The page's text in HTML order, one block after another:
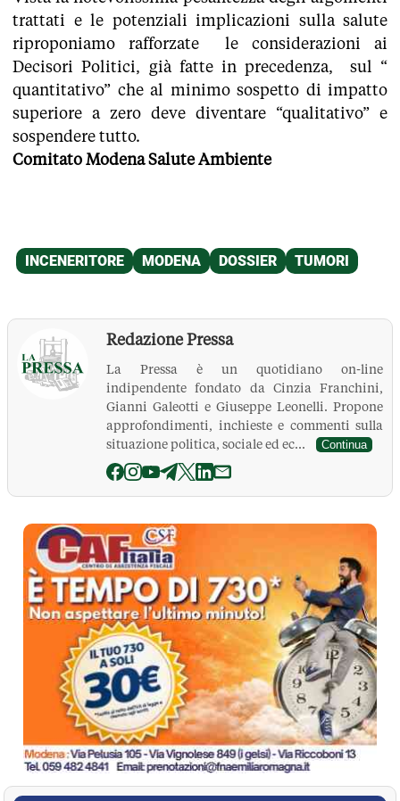
trattati e le potenziali implicazioni sulla salute
riproponiamo rafforzate le considerazioni ai
Decisori Politici, già fatte in precedenza, sul “
quantitativo” che al minimo sospetto di impatto
superiore a zero deve diventare “qualitativo” e
sospendere tutto.
Comitato Modena Salute Ambiente
Redazione Pressa
La Pressa è un quotidiano on-line
indipendente fondato da Cinzia Franchini,
Gianni Galeotti e Giuseppe Leonelli. Propone
approfondimenti, inchieste e commenti sulla
situazione politica, sociale ed ec...
Continua
La Pressa